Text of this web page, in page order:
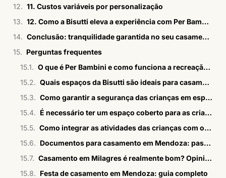
11. Custos variáveis por personalização
12. Como a Bisutti eleva a experiência com Per Bambini e espaços exclusivos
Conclusão: tranquilidade garantida no seu casamento em chácara kids
Perguntas frequentes
O que é Per Bambini e como funciona a recreação infantil da Bisutti?
Quais espaços da Bisutti são ideais para casamentos em chácara com crianças?
Como garantir a segurança das crianças em espaços rurais durante o casamento?
É necessário ter um espaço coberto para as crianças durante o casamento em chácara?
Como integrar as atividades das crianças com os momentos principais do casamento?
Documentos para casamento em Mendoza: passo a passo em 2026
Casamento em Milagres é realmente bom? Opiniões sinceras
Festa de casamento em Mendoza: guia completo